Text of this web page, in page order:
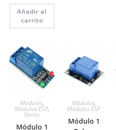
Añadir al
carrito
Módulos,
Módulos ESP,
Varios
Módulo 1
Módulos,
Módulos ESP
Módulo 1